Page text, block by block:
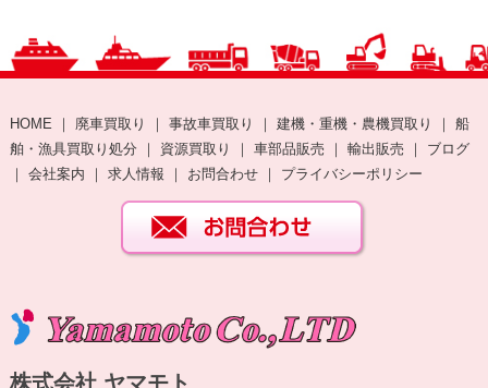
HOME ｜ 廃車買取り ｜ 事故車買取り ｜ 建機・重機・農機買取り ｜ 船
舶・漁具買取り処分 ｜ 資源買取り ｜ 車部品販売 ｜ 輸出販売 ｜ ブログ
｜ 会社案内 ｜ 求人情報 ｜ お問合わせ｜ プライバシーポリシー
株式会社 ヤマモト